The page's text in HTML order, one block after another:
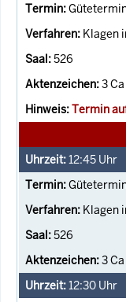
Klagen
526
3
Termin
12:45 Uhr
Klagen
526
3
12:30 Uhr